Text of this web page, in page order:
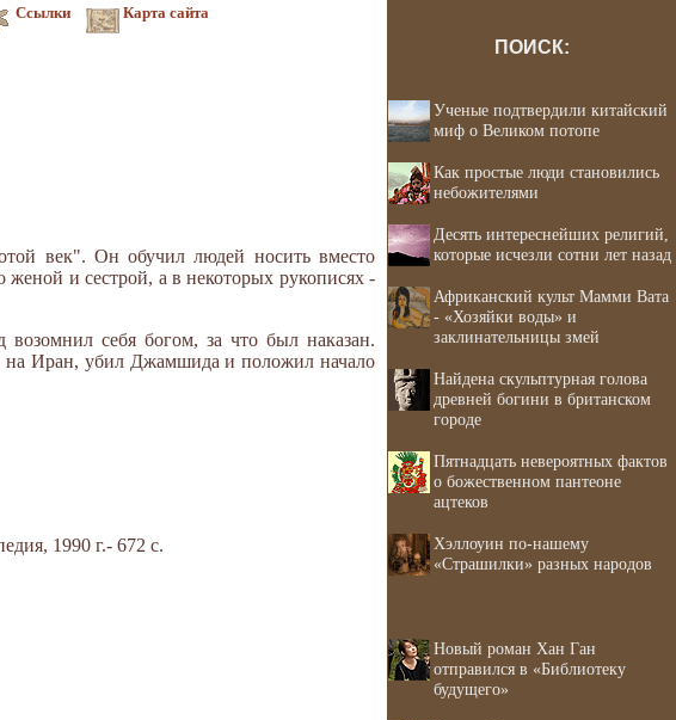
Ссылки Карта сайта
век". Он обучил людей носить вместо
женой и сестрой, а в некоторых рукописях -
себя богом, за что был наказан.
на Иран, убил Джамшида и положил начало
1990 г.- 672 с.
ПОИСК:
Ученые подтвердили китайский
миф о Великом потопе
Как простые люди становились
небожителями
Десять интереснейших религий,
которые исчезли сотни лет назад
Африканский культ Мамми Вата
- «Хозяйки воды» и
заклинательницы змей
Найдена скульптурная голова
древней богини в британском
городе
Пятнадцать невероятных фактов
о божественном пантеоне
ацтеков
Хэллоуин по-нашему
«Страшилки» разных народов
Новый роман Хан Ган
отправился в «Библиотеку
будущего»